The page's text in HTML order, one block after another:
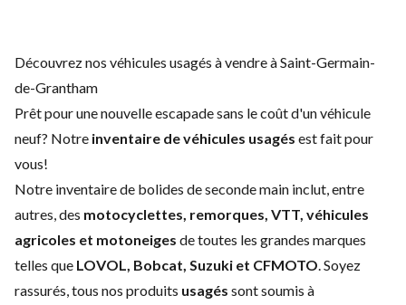
Découvrez nos véhicules usagés à vendre à Saint-Germain-
de-Grantham
Prêt pour une nouvelle escapade sans le coût d'unvéhicule
neuf? Notre inventaire de véhicules usagés est fait pour
vous!
Notre inventaire de bolides de seconde main inclut, entre
autres, des motocyclettes, remorques, VTT, véhicules
agricoles et motoneiges de toutes les grandes marques
telles que LOVOL, Bobcat, Suzuki et CFMOTO . Soyez
rassurés, tous nos produits usagés sont soumis à